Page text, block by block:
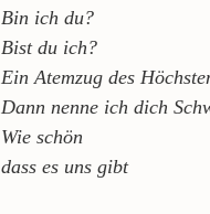
Bin ich du?
Bist du ich?
Ein Atemzug des
Dann nenne ich dich
Wie schön
dass es uns gibt